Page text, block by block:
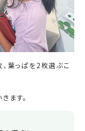
葉っぱを2枚選ぶこ
ます。